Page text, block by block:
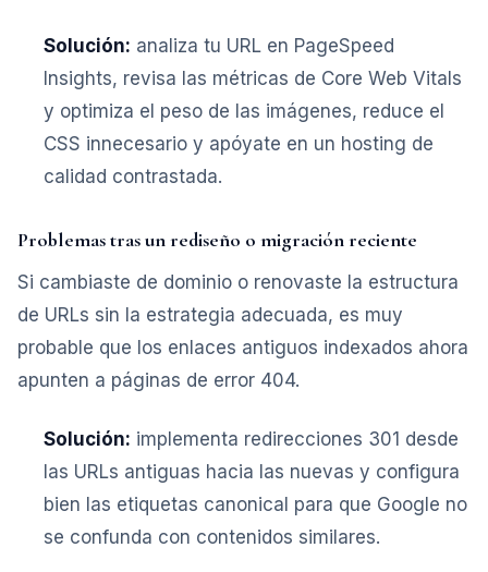
Solución: analiza tu URL en PageSpeed
Insights, revisa las métricas de Core Web Vitals
y optimiza el peso de las imágenes, reduce el
CSS innecesario y apóyate en un hosting de
calidad contrastada.
Problemas tras un rediseño o migración reciente
Si cambiaste de dominio o renovaste la estructura
de URLs sin la estrategia adecuada, es muy
probable que los enlaces antiguos indexados ahora
apunten a páginas de error 404.
Solución: implementa redirecciones 301 desde
las URLs antiguas hacia las nuevas y configura
bien las etiquetas canonical para que Google no
se confunda con contenidos similares.